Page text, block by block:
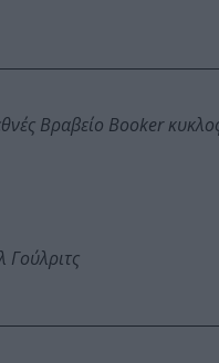
Βραβείο Booker